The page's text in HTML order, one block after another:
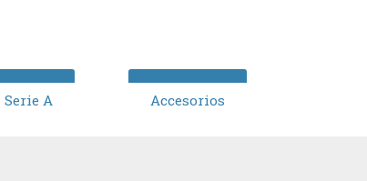
Serie A Accesorios